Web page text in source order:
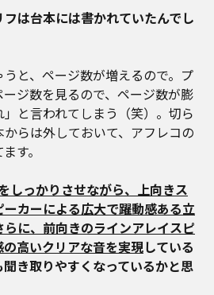
は台本には書かれていたんでし
と、ページ数が増えるので。プ
ジ数を見るので、ページ数が膨
と言われてしまう（笑）。切ら
らは外しておいて、アフレコの
す。
しっかりさせながら、上向きス
カーによる広大で躍動感ある立
に、前向きのラインアレイスピ
高いクリアな音を実現している
き取りやすくなっているかと思